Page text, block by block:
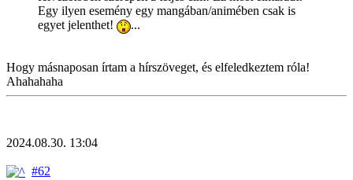
Egy ilyen esemény egy mangában/animében csak is
egyet jelenthet!
...
Hogy másnaposan írtam a hírszöveget, és elfeledkeztem róla!
Ahahahaha
2024.08.30. 13:04
#62